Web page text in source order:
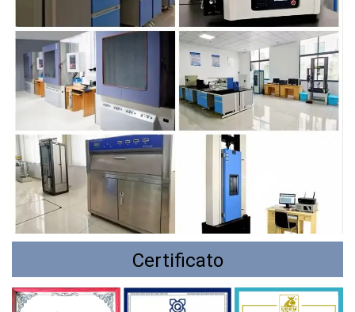
Certificato